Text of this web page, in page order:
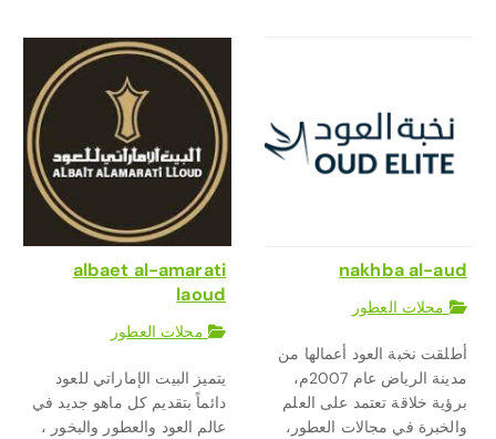
nakhba al-aud
محلات العطور
أطلقت نخبة العود أعمالها من
مدينة الرياض عام 2007م،
برؤية خلاقة تعتمد على العلم
والخبرة في مجالات العطور،
albaet al-amarati
laoud
محلات العطور
يتميز البيت الإماراتي للعود
دائماً بتقديم كل ماهو جديد في
عالم العود والعطور والبخور ،